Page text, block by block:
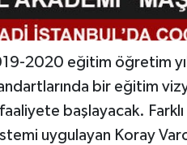
2020 eğitim öğretim
bir eğitim
başlayacak.
uygulayan Koray